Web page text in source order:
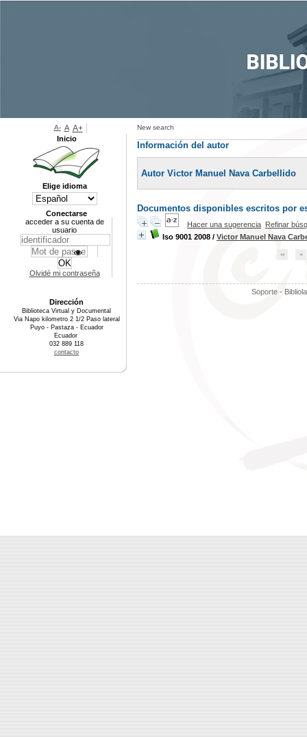
New search
Información del autor
Autor Victor Manuel Nava Carbellido
Documentos disponibles escritos por
Hacer una sugerencia Refinar
Iso 9001 2008 / Victor Manuel Nava
Soporte -
A- A A+
Inicio
Elige idioma
Conectarse
acceder a su cuenta de
usuario
Olvidé mi contraseña
Dirección
Biblioteca Virtual y Documental
Via Napo kilometro 2 1/2 Paso lateral
Puyo - Pastaza - Ecuador
Ecuador
032 889 118
contacto